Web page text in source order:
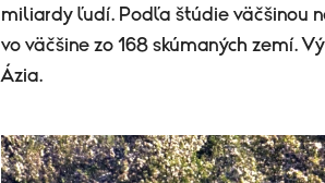
miliardy ľudí. Podľa štúdie väčšinou
vo väčšine zo 168 skúmaných zemí.
Ázia.